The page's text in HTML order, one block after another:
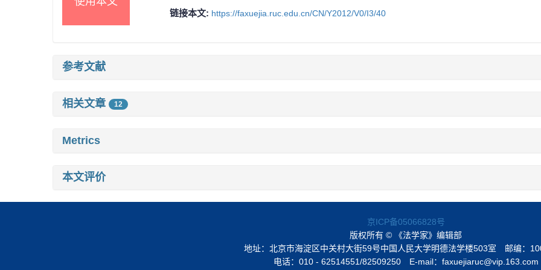
链接本文: https://faxuejia.ruc.edu.cn/CN/Y2012/V0/I3/40
参考文献
相关文章 12
Metrics
本文评价
京ICP备05066828号
版权所有 © 《法学家》编辑部
地址：北京市海淀区中关村大街59号中国人民大学明德法学楼503室 邮编：
电话：010 - 62514551/82509250 E-mail：faxuejiaruc@vip.163.com